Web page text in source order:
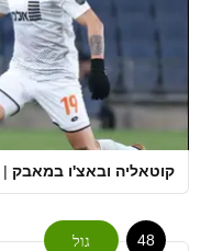
קוטאליה ובאצ'ו במאבק |
48 גול